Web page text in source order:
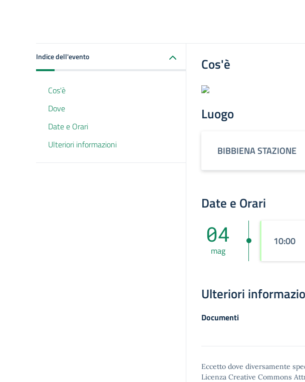
Indice dell'evento
Cos'è
Dove
Date e Orari
Ulteriori informazioni
Cos'è
Luogo
BIBBIENA STAZIONE
Date e Orari
04
mag
10:00
Ulteriori
Documenti
Eccetto dove diversamente
Licenza Creative Commons